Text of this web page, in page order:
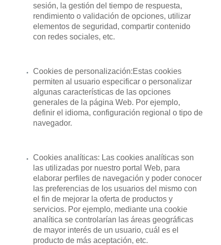
sesión, la gestión del tiempo de respuesta,
rendimiento o validación de opciones, utilizar
elementos de seguridad, compartir contenido
con redes sociales, etc.
Cookies de personalización:Estas cookies
permiten al usuario especificar o personalizar
algunas características de las opciones
generales de la página Web. Por ejemplo,
definir el idioma, configuración regional o tipo de
navegador.
Cookies analíticas: Las cookies analíticas son
las utilizadas por nuestro portal Web, para
elaborar perfiles de navegación y poder conocer
las preferencias de los usuarios del mismo con
el fin de mejorar la oferta de productos y
servicios. Por ejemplo, mediante una cookie
analítica se controlarían las áreas geográficas
de mayor interés de un usuario, cuál es el
producto de más aceptación, etc.